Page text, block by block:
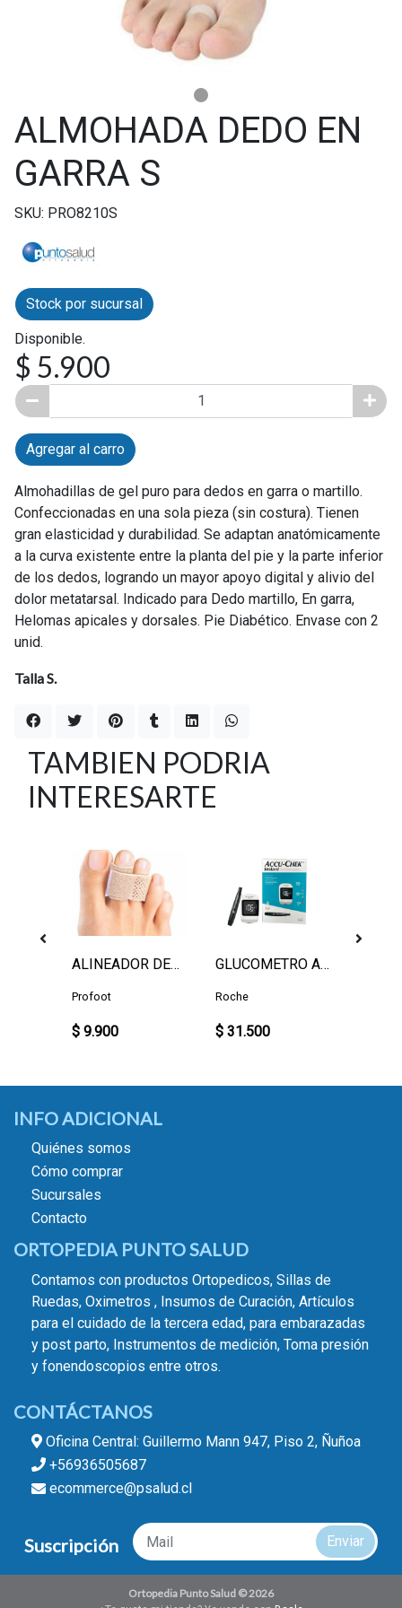
ALMOHADA DEDO EN
GARRA S
SKU: PRO8210S
Stock por sucursal
Disponible.
$ 5.900
Agregar al carro
Almohadillas de gel puro para dedos en garra o martillo.
Confeccionadas en una sola pieza (sin costura). Tienen
gran elasticidad y durabilidad. Se adaptan anatómicamente
a la curva existente entre la planta del pie y la parte inferior
de los dedos, logrando un mayor apoyo digital y alivio del
dolor metatarsal. Indicado para Dedo martillo, En garra,
Helomas apicales y dorsales. Pie Diabético. Envase con 2
unid.
Talla S.
TAMBIEN PODRIA
INTERESARTE
ALINEADOR DEDO MARTILLO
Profoot
$ 9.900
GLUCOMETRO ACCU-CHEK INSTANT
Roche
$ 31.500
INFO ADICIONAL
Quiénes somos
Cómo comprar
Sucursales
Contacto
ORTOPEDIA PUNTO SALUD
Contamos con productos Ortopedicos, Sillas de
Ruedas, Oximetros , Insumos de Curación, Artículos
para el cuidado de la tercera edad, para embarazadas
y post parto, Instrumentos de medición, Toma presión
y fonendoscopios entre otros.
CONTÁCTANOS
Oficina Central: Guillermo Mann 947, Piso 2, Ñuñoa
+56936505687
ecommerce@psalud.cl
Suscripción Enviar
Ortopedia Punto Salud © 2026